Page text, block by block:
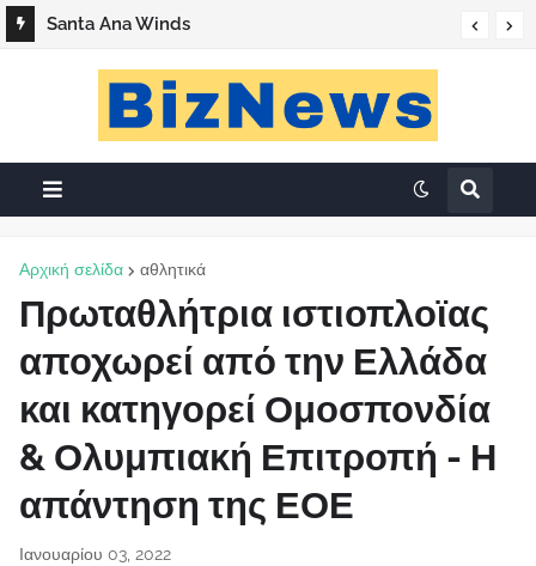
Santa Ana Winds
«Ο Βάσος της Καλής»
Αρχική σελίδα αθλητικά
Πρωταθλήτρια ιστιοπλοϊας
αποχωρεί από την Ελλάδα
και κατηγορεί Ομοσπονδία
& Ολυμπιακή Επιτροπή - Η
απάντηση της ΕΟΕ
Ιανουαρίου 03, 2022